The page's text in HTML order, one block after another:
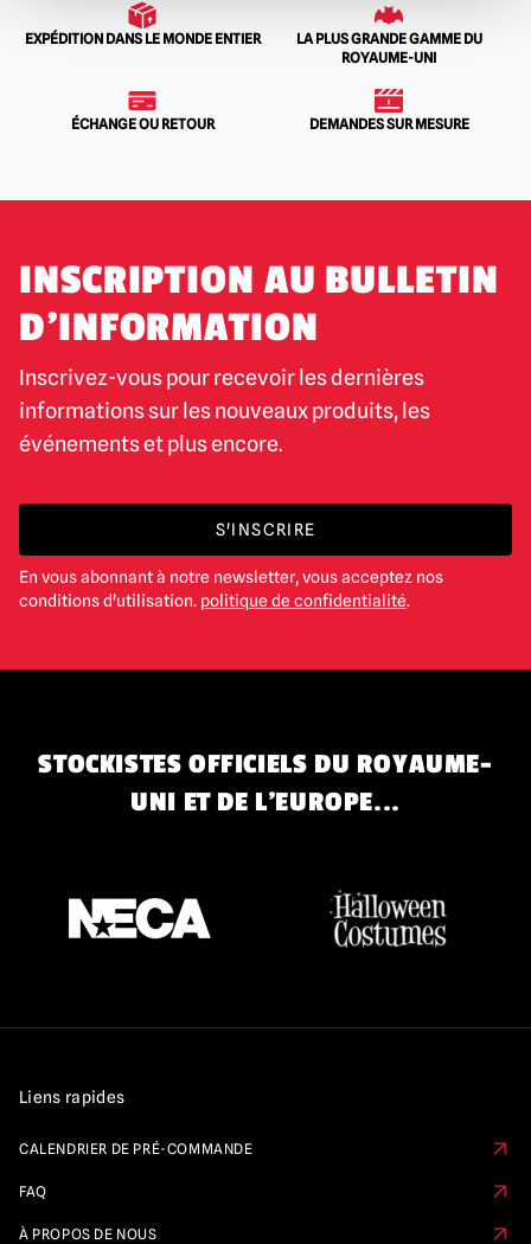
EXPÉDITION DANS LE MONDE ENTIER
LA PLUS GRANDE GAMME DU
ROYAUME-UNI
ÉCHANGE OU RETOUR DEMANDES SUR MESURE
INSCRIPTION AU BULLETIN
D'INFORMATION
Inscrivez-vous pour recevoir les dernières
informations sur les nouveaux produits, les
événements et plus encore.
S'INSCRIRE
En vous abonnant à notre newsletter, vous acceptez nos
conditions d'utilisation. politique de confidentialité.
STOCKISTES OFFICIELS DU ROYAUME-
UNI ET DE L'EUROPE...
Liens rapides
CALENDRIER DE PRÉ-COMMANDE
FAQ
À PROPOS DE NOUS